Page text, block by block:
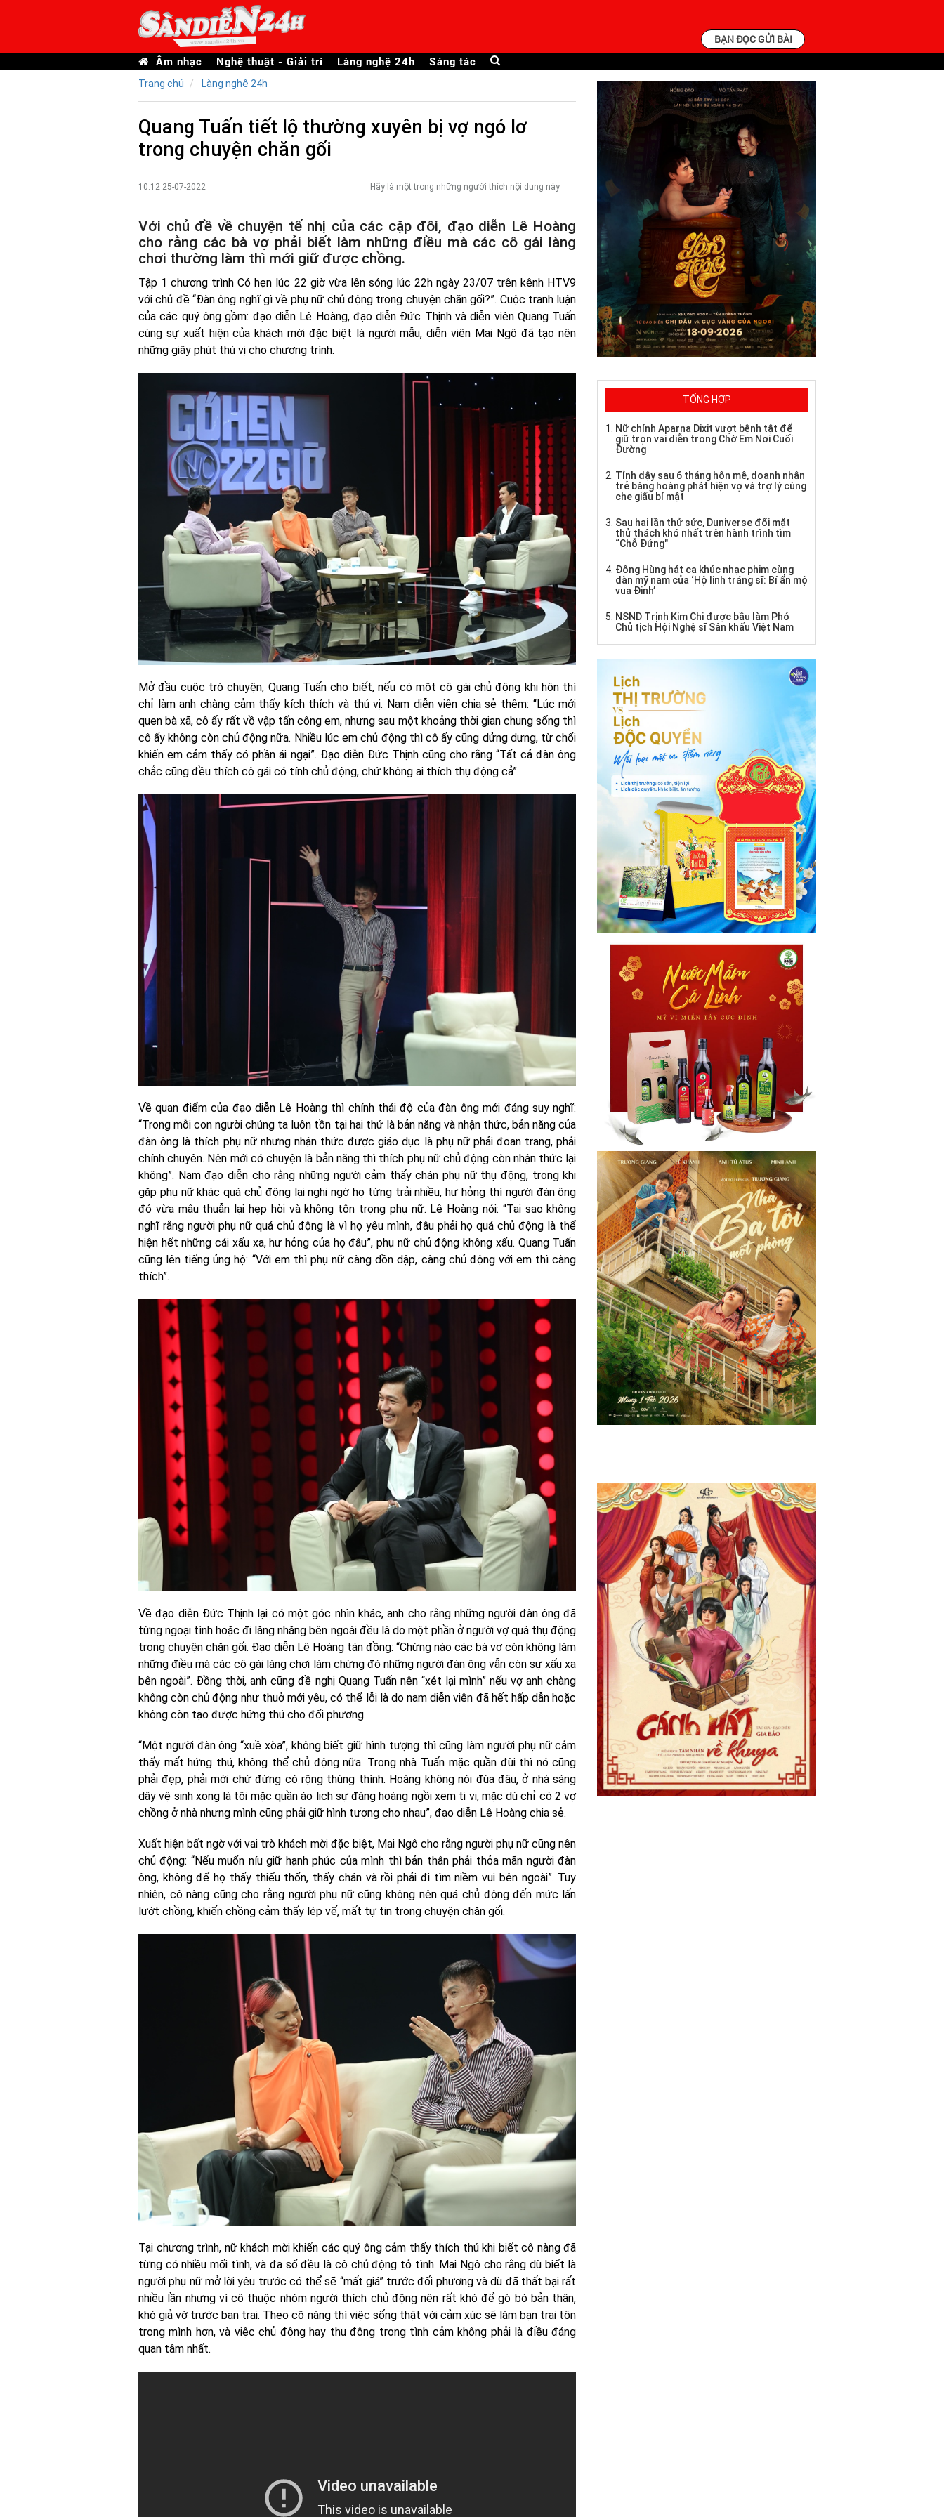
BẠN ĐỌC GỬI BÀI
Âm nhạc Nghệ thuật - Giải trí Làng nghệ 24h Sáng tác
Trang chủ Làng nghệ 24h
Quang Tuấn tiết lộ thường xuyên bị vợ ngó lơ
trong chuyện chăn gối
10:12 25-07-2022 Hãy là một trong những người thích nội dung này
Với chủ đề về chuyện tế nhị của các cặp đôi, đạo diễn Lê Hoàng
cho rằng các bà vợ phải biết làm những điều mà các cô gái làng
chơi thường làm thì mới giữ được chồng.
Tập 1 chương trình Có hẹn lúc 22 giờ vừa lên sóng lúc 22h ngày 23/07 trên kênh HTV9
với chủ đề “Đàn ông nghĩ gì về phụ nữ chủ động trong chuyện chăn gối?”. Cuộc tranh luận
của các quý ông gồm: đạo diễn Lê Hoàng, đạo diễn Đức Thịnh và diễn viên Quang Tuấn
cùng sự xuất hiện của khách mời đặc biệt là người mẫu, diễn viên Mai Ngô đã tạo nên
những giây phút thú vị cho chương trình.
Mở đầu cuộc trò chuyện, Quang Tuấn cho biết, nếu có một cô gái chủ động khi hôn thì
chỉ làm anh chàng cảm thấy kích thích và thú vị. Nam diễn viên chia sẻ thêm: “Lúc mới
quen bà xã, cô ấy rất vồ vập tấn công em, nhưng sau một khoảng thời gian chung sống thì
cô ấy không còn chủ động nữa. Nhiều lúc em chủ động thì cô ấy cũng dửng dưng, từ chối
khiến em cảm thấy có phần ái ngại”. Đạo diễn Đức Thịnh cũng cho rằng “Tất cả đàn ông
chắc cũng đều thích cô gái có tính chủ động, chứ không ai thích thụ động cả”.
Về quan điểm của đạo diễn Lê Hoàng thì chính thái độ của đàn ông mới đáng suy nghĩ:
“Trong mỗi con người chúng ta luôn tồn tại hai thứ là bản năng và nhận thức, bản năng của
đàn ông là thích phụ nữ nhưng nhận thức được giáo dục là phụ nữ phải đoan trang, phải
chính chuyên. Nên mới có chuyện là bản năng thì thích phụ nữ chủ động còn nhận thức lại
không”. Nam đạo diễn cho rằng những người cảm thấy chán phụ nữ thụ động, trong khi
gặp phụ nữ khác quá chủ động lại nghi ngờ họ từng trải nhiều, hư hỏng thì người đàn ông
đó vừa mâu thuẫn lại hẹp hòi và không tôn trọng phụ nữ. Lê Hoàng nói: “Tại sao không
nghĩ rằng người phụ nữ quá chủ động là vì họ yêu mình, đâu phải họ quá chủ động là thể
hiện hết những cái xấu xa, hư hỏng của họ đâu”, phụ nữ chủ động không xấu. Quang Tuấn
cũng lên tiếng ủng hộ: “Với em thì phụ nữ càng dồn dập, càng chủ động với em thì càng
thích”.
Về đạo diễn Đức Thịnh lại có một góc nhìn khác, anh cho rằng những người đàn ông đã
từng ngoại tình hoặc đi lăng nhăng bên ngoài đều là do một phần ở người vợ quá thụ động
trong chuyện chăn gối. Đạo diễn Lê Hoàng tán đồng: “Chừng nào các bà vợ còn không làm
những điều mà các cô gái làng chơi làm chừng đó những người đàn ông vẫn còn sự xấu xa
bên ngoài”. Đồng thời, anh cũng đề nghị Quang Tuấn nên “xét lại mình” nếu vợ anh chàng
không còn chủ động như thuở mới yêu, có thể lỗi là do nam diễn viên đã hết hấp dẫn hoặc
không còn tạo được hứng thú cho đối phương.
“Một người đàn ông “xuề xòa”, không biết giữ hình tượng thì cũng làm người phụ nữ cảm
thấy mất hứng thú, không thể chủ động nữa. Trong nhà Tuấn mặc quần đùi thì nó cũng
phải đẹp, phải mới chứ đừng có rộng thùng thình. Hoàng không nói đùa đâu, ở nhà sáng
dậy vệ sinh xong là tôi mặc quần áo lịch sự đàng hoàng ngồi xem ti vi, mặc dù chỉ có 2 vợ
chồng ở nhà nhưng mình cũng phải giữ hình tượng cho nhau”, đạo diễn Lê Hoàng chia sẻ.
Xuất hiện bất ngờ với vai trò khách mời đặc biệt, Mai Ngô cho rằng người phụ nữ cũng nên
chủ động: “Nếu muốn níu giữ hạnh phúc của mình thì bản thân phải thỏa mãn người đàn
ông, không để họ thấy thiếu thốn, thấy chán và rồi phải đi tìm niềm vui bên ngoài”. Tuy
nhiên, cô nàng cũng cho rằng người phụ nữ cũng không nên quá chủ động đến mức lấn
lướt chồng, khiến chồng cảm thấy lép vế, mất tự tin trong chuyện chăn gối.
Tại chương trình, nữ khách mời khiến các quý ông cảm thấy thích thú khi biết cô nàng đã
từng có nhiều mối tình, và đa số đều là cô chủ động tỏ tình. Mai Ngô cho rằng dù biết là
người phụ nữ mở lời yêu trước có thể sẽ “mất giá” trước đối phương và dù đã thất bại rất
nhiều lần nhưng vì cô thuộc nhóm người thích chủ động nên rất khó để gò bó bản thân,
khó giả vờ trước bạn trai. Theo cô nàng thì việc sống thật với cảm xúc sẽ làm bạn trai tôn
trọng mình hơn, và việc chủ động hay thụ động trong tình cảm không phải là điều đáng
quan tâm nhất.
TỔNG HỢP
Nữ chính Aparna Dixit vượt bệnh tật để
giữ trọn vai diễn trong Chờ Em Nơi Cuối
Đường
Tỉnh dậy sau 6 tháng hôn mê, doanh nhân
trẻ bàng hoàng phát hiện vợ và trợ lý cùng
che giấu bí mật
Sau hai lần thử sức, Duniverse đối mặt
thử thách khó nhất trên hành trình tìm
“Chỗ Đứng"
Đông Hùng hát ca khúc nhạc phim cùng
dàn mỹ nam của ‘Hộ linh tráng sĩ: Bí ẩn mộ
vua Đinh’
NSND Trịnh Kim Chi được bầu làm Phó
Chủ tịch Hội Nghệ sĩ Sân khấu Việt Nam